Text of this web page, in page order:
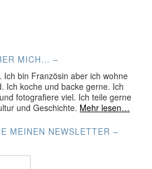
MICH… –
Ich bin Französin aber ich wohne
Ich koche und backe gerne. Ich
fotografiere viel. Ich teile gerne
und Geschichte. Mehr lesen…
MEINEN NEWSLETTER –